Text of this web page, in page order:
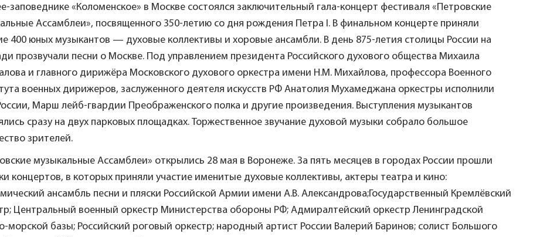
заповеднике «Коломенское» в Москве состоялся заключительный гала-концерт фестиваля «Петровские
Ассамблеи», посвященного 350-летию со дня рождения Петра I. В финальном концерте приняли
400 юных музыкантов — духовые коллективы и хоровые ансамбли. В день 875-летия столицы России на
прозвучали песни о Москве. Под управлением президента Российского духового общества Михаила
и главного дирижёра Московского духового оркестра имени Н.М. Михайлова, профессора Военного
военных дирижеров, заслуженного деятеля искусств РФ Анатолия Мухамеджана оркестры исполнили
Марш лейб-гвардии Преображенского полка и другие произведения. Выступления музыкантов
сразу на двух парковых площадках. Торжественное звучание духовой музыки собрало большое
зрителей.
музыкальные Ассамблеи» открылись 28 мая в Воронеже. За пять месяцев в городах России прошли
концертов, в которых приняли участие именитые духовые коллективы, актеры театра и кино:
ансамбль песни и пляски Российской Армии имени А.В. Александрова;Государственный Кремлёвский
Центральный военный оркестр Министерства обороны РФ; Адмиралтейский оркестр Ленинградской
морской базы; Российский роговый оркестр; народный артист России Валерий Баринов; солист Большого